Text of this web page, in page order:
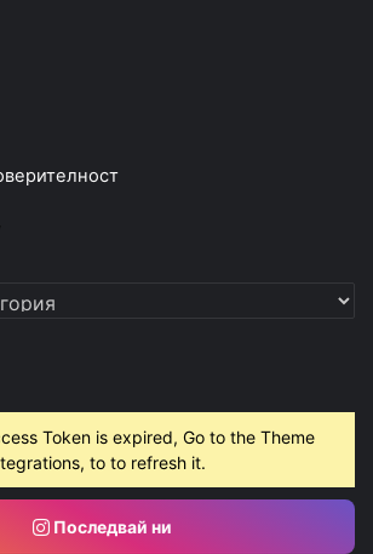
Token is expired, Go to the Theme
to to refresh it.
Последвай ни